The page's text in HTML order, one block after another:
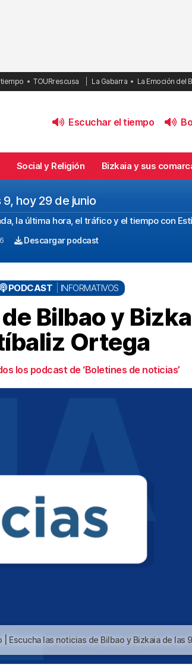
tiempo TOURrescusa La Gabarra La Emoción del
Escuchar el tiempo
Social y Religión Bizkaia y sus
hoy 29 de junio
la última hora, el tráfico y el tiempo con
Descargar podcast
PODCAST INFORMATIVOS
Bilbao y
Ortega
los podcast de ‘Boletines de noticias’
noticias de Bilbao y Bizkaia de las 9 con Estíbaliz